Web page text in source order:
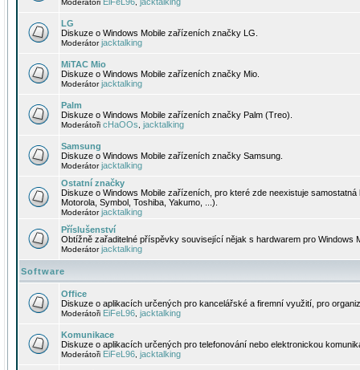
Moderátoři
LG
Diskuze o Windows Mobile zařízeních značky LG.
Moderátorjacktalking
MiTAC Mio
Diskuze o Windows Mobile zařízeních značky Mio.
Moderátorjacktalking
Palm
Diskuze o Windows Mobile zařízeních značky Palm (Treo).
Moderátoři cHaOOs jacktalking
Samsung
Diskuze o Windows Mobile zařízeních značky Samsung.
Moderátorjacktalking
Ostatní značky
Diskuze o Windows Mobile zařízeních, pro které zde neexistuje
Motorola, Symbol, Toshiba, Yakumo, ...).
Moderátorjacktalking
Příslušenství
Obtížně zařaditelné příspěvky související nějak s hardwarem pro Windows
Moderátorjacktalking
Software
Office
Diskuze o aplikacích určených pro kancelářské a firemní využití, pro
Moderátoři EiFeL96 jacktalking
Komunikace
Diskuze o aplikacích určených pro telefonování nebo elektronickou
Moderátoři EiFeL96 jacktalking